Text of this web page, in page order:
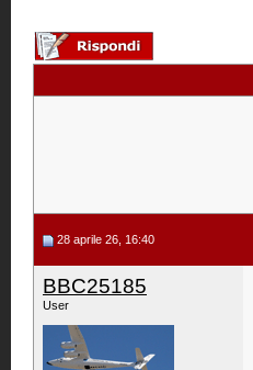
28 aprile 26, 16:40
BBC25185
User